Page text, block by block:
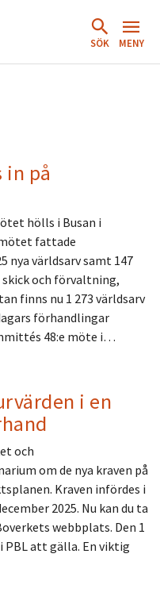
SÖK MENY
in på
hölls i Busan i
mötet fattade
nya världsarv samt 147
och förvaltning,
finns nu 1 273 världsarv
förhandlingar
48:e möte i…
i en
och
om de nya kraven på
Kraven infördes i
2025. Nu kan du ta
webbplats. Den 1
PBL att gälla. En viktig